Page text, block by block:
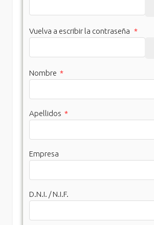
Vuelva a escribir la contraseña *
Nombre *
Apellidos *
Empresa
D.N.I. / N.I.F.